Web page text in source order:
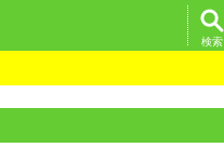
検索